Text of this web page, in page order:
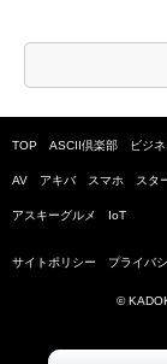
TOP ASCII倶楽部 ビジネ
AV アキバ スマホ スタ
アスキーグルメ IoT
サイトポリシー プライバ
©